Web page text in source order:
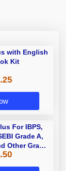
with English
Kit
For IBPS,
Grade A,
Other Grade
Exams